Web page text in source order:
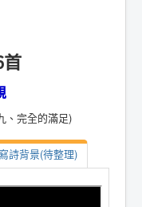
、完全的滿足)
詩背景(待整理)